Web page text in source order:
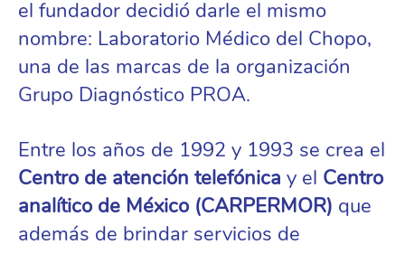
el fundador decidió darle el mismo
nombre: Laboratorio Médico del Chopo,
una de las marcas de la organización
Grupo Diagnóstico PROA.
Entre los años de 1992 y 1993 se crea el
Centro de atención telefónica y el Centro
analítico de México (CARPERMOR) que
además de brindar servicios de